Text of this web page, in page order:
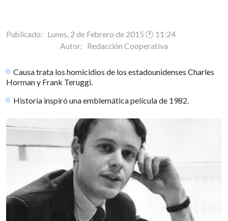
Publicado: Lunes, 2 de Febrero de 2015 🕐 11:24
Autor: Redacción Cooperativa
Causa trata los homicidios de los estadounidenses Charles
Horman y Frank Teruggi.
Historia inspiró una emblemática película de 1982.